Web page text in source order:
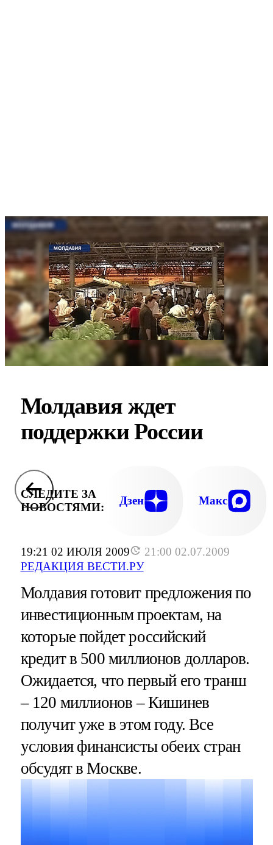
19:21 02 ИЮЛЯ 2009
21:00 02.07.2009
РЕДАКЦИЯ ВЕСТИ.РУ
Молдавия ждет
поддержки России
СЛЕДИТЕ ЗА
НОВОСТЯМИ:
Дзен Макс
Молдавия готовит предложения по
инвестиционным проектам, на
которые пойдет российский
кредит в 500 миллионов долларов.
Ожидается, что первый его транш
– 120 миллионов – Кишинев
получит уже в этом году. Все
условия финансисты обеих стран
обсудят в Москве.